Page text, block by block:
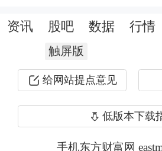
对富途证券、老虎证券
境内新客户、开立新账
对于本次整治，各方十
者合法权益如何保护
资讯 股吧 数据 行情
触屏版
给网站提点意见
低版本下载
手机东方财富网